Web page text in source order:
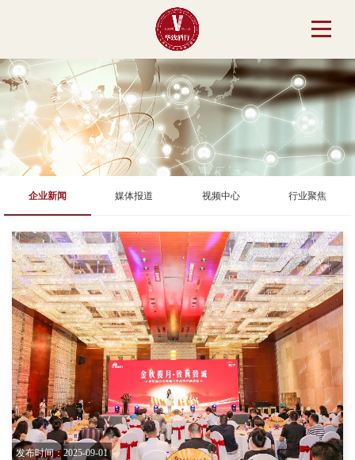
企业新闻 媒体报道 视频中心 行业聚焦
发布时间：2025-09-01